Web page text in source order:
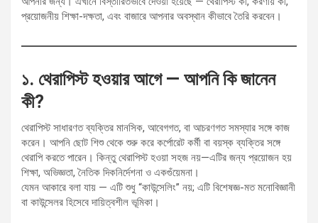
প্রয়োজনীয় শিক্ষা-দক্ষতা, এবং বাজারে আপনার অবস্থান কীভাবে তৈরি করবেন।
১. থেরাপিস্ট হওয়ার আগে — আপনি কি জানেন
কী?
থেরাপিস্ট সাধারণত ব্যক্তির মানসিক, আবেগগত, বা আচরণগত সমস্যার সঙ্গে কাজ
করেন। আপনি ছোট শিশু থেকে শুরু করে কর্পোরেট কর্মী বা বয়স্ক ব্যক্তির সঙ্গে
থেরাপি করতে পারেন। কিন্তু থেরাপিস্ট হওয়া সহজ নয়—এটির জন্য প্রয়োজন হয়
শিক্ষা, অভিজ্ঞতা, নৈতিক দিকনির্দেশনা ও একগুঁয়েমনা।
যেমন আকারে বলা যায় — এটি শুধু “কাউন্সেলিং” নয়; এটি বিশেষজ্ঞ-মত মনোবিজ্ঞানী
বা কাউন্সেলর হিসেবে দায়িত্বশীল ভূমিকা।